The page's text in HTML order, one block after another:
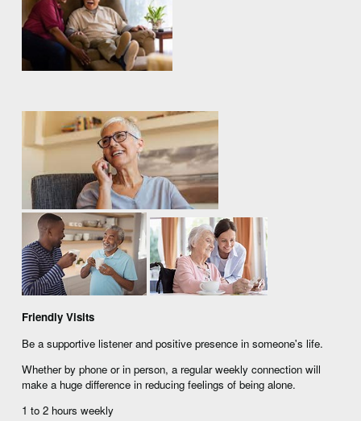
Friendly Visits
Be a supportive listener and positive presence in someone's life.
Whether by phone or in person, a regular weekly connection will
make a huge difference in reducing feelings of being alone.
1 to 2 hours weekly